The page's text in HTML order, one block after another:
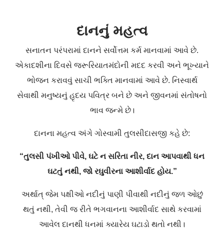
દાનનું મહત્વ
સનાતન પરંપરામાં દાનને સર્વોત્તમ કર્મ માનવામાં આવે છે.
એકાદશીના દિવસે જરૂરિયાતમંદોની મદદ કરવી અને ભૂખ્યાને
ભોજન કરાવવું સાચી ભક્તિ માનવામાં આવે છે. નિસ્વાર્થ
સેવાથી મનુષ્યનું હૃદય પવિત્ર બને છે અને જીવનમાં સંતોષનો
ભાવ જન્મે છે।
દાનના મહત્વ અંગે ગોસ્વામી તુલસીદાસજી કહે છે:
“તુલસી પંખીઓ પીવે, ઘટે ન સરિતા નીર, દાન આપવાથી ધન
ઘટતું નથી, જો રઘુવીરના આશીર્વાદ હોય.”
અર્થાત્ જેમ પક્ષીઓ નદીનું પાણી પીવાથી નદીનું જળ ઓછું
થતું નથી, તેવી જ રીતે ભગવાનના આશીર્વાદ સાથે કરવામાં
આવેલ દાનથી ધનમાં ક્યારેય ઘટાડો થતો નથી।